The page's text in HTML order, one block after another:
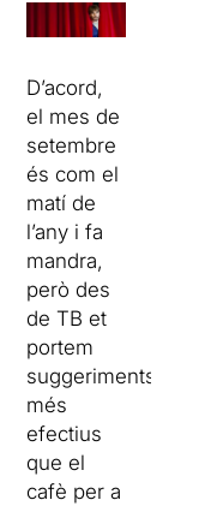
D’acord,
el mes de
setembre
és com el
matí de
l’any i fa
mandra,
però des
de TB et
portem
suggeriments
més
efectius
que el
cafè per a